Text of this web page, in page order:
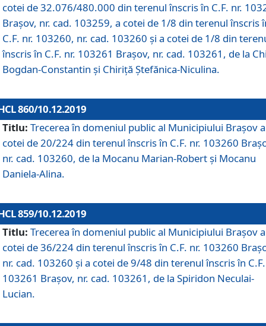
cotei de 32.076/480.000 din terenul înscris în C.F. nr.
Brașov, nr. cad. 103259, a cotei de 1/8 din terenul înscris
C.F. nr. 103260, nr. cad. 103260 și a cotei de 1/8 din
înscris în C.F. nr. 103261 Brașov, nr. cad. 103261, de la
Bogdan-Constantin și Chiriță Ștefănica-Niculina.
860/10.12.2019
Titlu: Trecerea în domeniul public al Municipiului Braşov a
cotei de 20/224 din terenul înscris în C.F. nr. 103260
nr. cad. 103260, de la Mocanu Marian-Robert și Mocanu
Daniela-Alina.
859/10.12.2019
Titlu: Trecerea în domeniul public al Municipiului Braşov a
cotei de 36/224 din terenul înscris în C.F. nr. 103260
nr. cad. 103260 și a cotei de 9/48 din terenul înscris în
103261 Brașov, nr. cad. 103261, de la Spiridon Neculai-
Lucian.